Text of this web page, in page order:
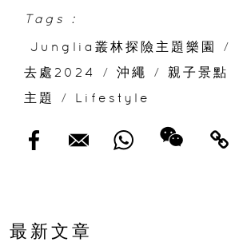
Tags :
Junglia叢林探險主題樂園
/
去處2024
/ 沖繩 / 親子景點
主題
/ Lifestyle
最新文章